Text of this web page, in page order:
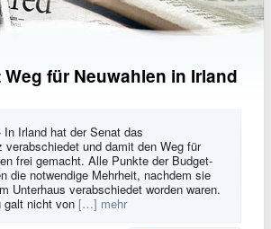
für Neuwahlen in Irland
In Irland hat der Senat das
verabschiedet und damit den Weg für
frei gemacht. Alle Punkte der Budget-
die notwendige Mehrheit, nachdem sie
Unterhaus verabschiedet worden waren.
galt nicht von […] mehr